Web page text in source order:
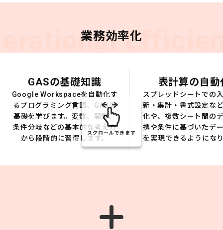
業務効率化
GASの基礎知識
Google Workspaceを自動化す
るプログラミング言語、GASの
基礎を学びます。変数、関数、
条件分岐などの基本的な考え方
から段階的に習得します。
表計算の自動
スプレッドシートでの
新・集計・書式設定な
化や、複数シート間の
携や条件に基づいたデ
を実現できるようにな
スクロールできます